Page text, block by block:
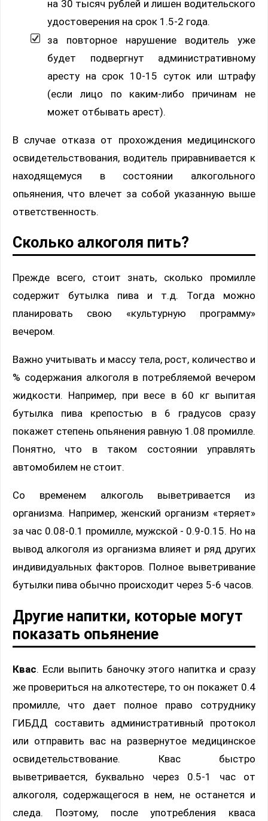
на 30 тысяч рублей и лишен водительского
удостоверения на срок 1.5-2 года.
за повторное нарушение водитель уже
будет подвергнут административному
аресту на срок 10-15 суток или штрафу
(если лицо по каким-либо причинам не
может отбывать арест).
В случае отказа от прохождения медицинского
освидетельствования, водитель приравнивается к
находящемуся в состоянии алкогольного
опьянения, что влечет за собой указанную выше
ответственность.
Сколько алкоголя пить?
Прежде всего, стоит знать, сколько промилле
содержит бутылка пива и т.д. Тогда можно
планировать свою «культурную программу»
вечером.
Важно учитывать и массу тела, рост, количество и
% содержания алкоголя в потребляемой вечером
жидкости. Например, при весе в 60 кг выпитая
бутылка пива крепостью в 6 градусов сразу
покажет степень опьянения равную 1.08 промилле.
Понятно, что в таком состоянии управлять
автомобилем не стоит.
Со временем алкоголь выветривается из
организма. Например, женский организм «теряет»
за час 0.08-0.1 промилле, мужской - 0.9-0.15. Но на
вывод алкоголя из организма влияет и ряд других
индивидуальных факторов. Полное выветривание
бутылки пива обычно происходит через 5-6 часов.
Другие напитки, которые могут
показать опьянение
Квас. Если выпить баночку этого напитка и сразу
же провериться на алкотестере, то он покажет 0.4
промилле, что дает полное право сотруднику
ГИБДД составить административный протокол
или отправить вас на развернутое медицинское
освидетельствование. Квас быстро
выветривается, буквально через 0.5-1 час от
алкоголя, содержащегося в нем, не останется и
следа. Поэтому, после употребления кваса